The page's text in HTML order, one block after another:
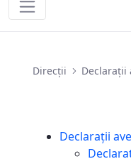
Direcții Declarații
Declarații